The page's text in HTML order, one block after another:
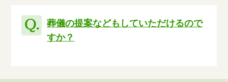
葬儀の提案などもしていただけるので
すか？